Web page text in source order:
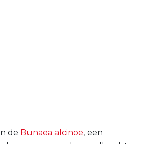
de Bunaea alcinoe, een